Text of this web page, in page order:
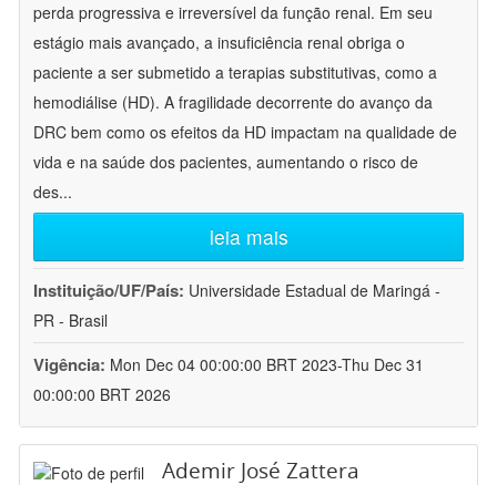
perda progressiva e irreversível da função renal. Em seu
estágio mais avançado, a insuficiência renal obriga o
paciente a ser submetido a terapias substitutivas, como a
hemodiálise (HD). A fragilidade decorrente do avanço da
DRC bem como os efeitos da HD impactam na qualidade de
vida e na saúde dos pacientes, aumentando o risco de
des...
leia mais
Instituição/UF/País: Universidade Estadual de Maringá -
PR - Brasil
Vigência: Mon Dec 04 00:00:00 BRT 2023-Thu Dec 31
00:00:00 BRT 2026
Ademir José Zattera